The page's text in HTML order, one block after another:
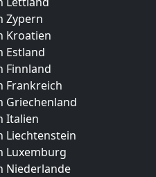
Zypern
Kroatien
Estland
Finnland
Frankreich
Griechenland
Italien
Liechtenstein
Luxemburg
Niederlande